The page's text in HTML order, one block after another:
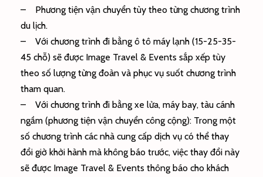
– Phương tiện vận chuyển tùy theo từng chương trình
du lịch.
– Với chương trình đi bằng ô tô máy lạnh (15-25-35-
45 chỗ) sẽ được Image Travel & Events sắp xếp tùy
theo số lượng từng đoàn và phục vụ suốt chương trình
tham quan.
– Với chương trình đi bằng xe lửa, máy bay, tàu cánh
ngầm (phương tiện vận chuyển công cộng): Trong một
số chương trình các nhà cung cấp dịch vụ có thể thay
đổi giờ khởi hành mà không báo trước, việc thay đổi này
sẽ được Image Travel & Events thông báo cho khách